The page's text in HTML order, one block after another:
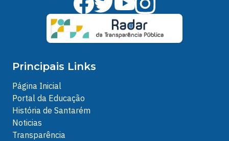
Principais Links
Página Inicial
Portal da Educação
História de Santarém
Noticias
Transparência